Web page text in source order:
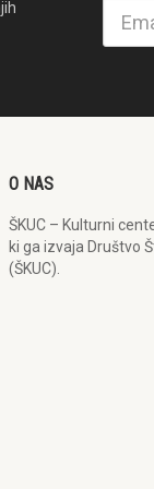
O NAS
ŠKUC – Kulturni
ki ga izvaja Društvo
(ŠKUC).